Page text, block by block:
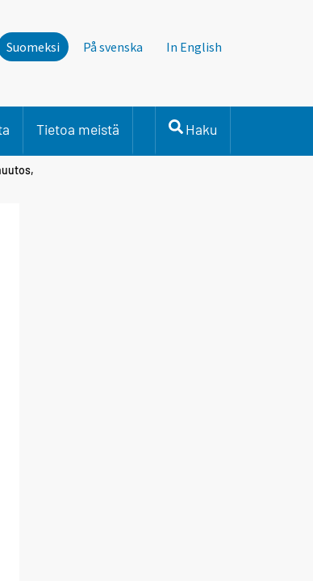
Suomeksi På svenska In English
Tietoa meistä Haku